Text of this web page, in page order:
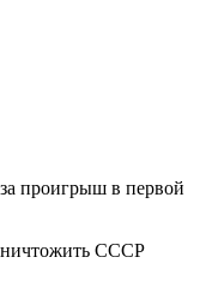
проигрыш в первой
СССР